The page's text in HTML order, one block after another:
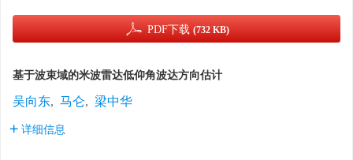
PDF下载 (732 KB)
基于波束域的米波雷达低仰角波达方向估计
吴向东, 马仑, 梁中华
详细信息